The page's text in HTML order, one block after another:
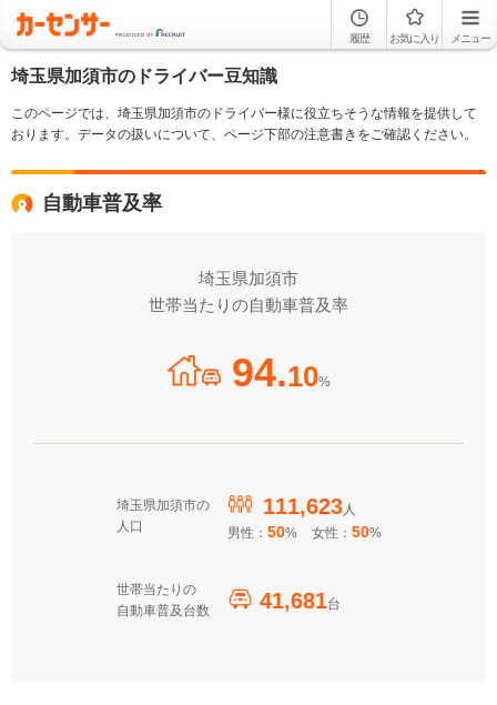
履歴 お気に入り メニュー
埼玉県加須市のドライバー豆知識
このページでは、埼玉県加須市のドライバー様に役立ちそうな情報を提供して
おります。データの扱いについて、ページ下部の注意書きをご確認ください。
自動車普及率
埼玉県加須市
世帯当たりの自動車普及率
94.10%
埼玉県加須市の
人口
111,623人
男性： 50% 女性： 50%
世帯当たりの
自動車普及台数
41,681台